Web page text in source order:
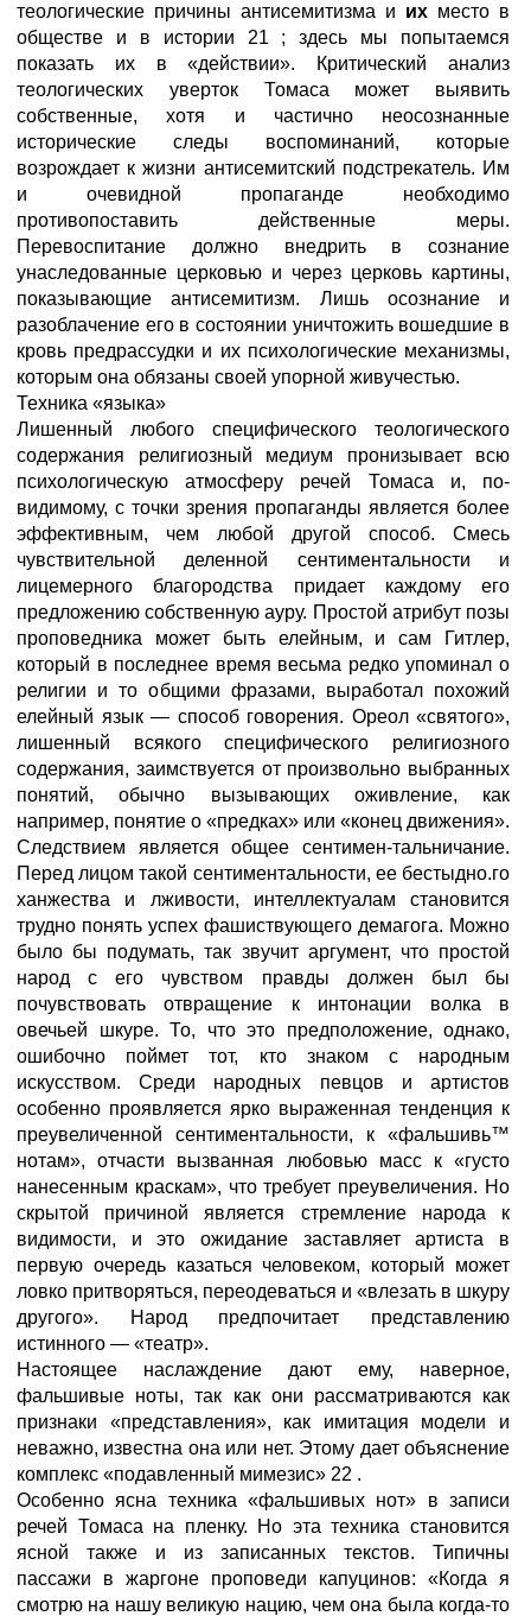
теологические причины антисемитизма и их место в
обществе и в истории 21 ; здесь мы попытаемся
показать их в «действии». Критический анализ
теологических уверток Томаса может выявить
собственные, хотя и частично неосознанные
исторические следы воспоминаний, которые
возрождает к жизни антисемитский подстрекатель. Им
и очевидной пропаганде необходимо
противопоставить действенные меры.
Перевоспитание должно внедрить в сознание
унаследованные церковью и через церковь картины,
показывающие антисемитизм. Лишь осознание и
разоблачение его в состоянии уничтожить вошедшие в
кровь предрассудки и их психологические механизмы,
которым она обязаны своей упорной живучестью.
Техника «языка»
Лишенный любого специфического теологического
содержания религиозный медиум пронизывает всю
психологическую атмосферу речей Томаса и, по-
видимому, с точки зрения пропаганды является более
эффективным, чем любой другой способ. Смесь
чувствительной деленной сентиментальности и
лицемерного благородства придает каждому его
предложению собственную ауру. Простой атрибут позы
проповедника может быть елейным, и сам Гитлер,
который в последнее время весьма редко упоминал о
религии и то общими фразами, выработал похожий
елейный язык — способ говорения. Ореол «святого»,
лишенный всякого специфического религиозного
содержания, заимствуется от произвольно выбранных
понятий, обычно вызывающих оживление, как
например, понятие о «предках» или «конец движения».
Следствием является общее сентимен-тальничание.
Перед лицом такой сентиментальности, ее бестыдно.го
ханжества и лживости, интеллектуалам становится
трудно понять успех фашиствующего демагога. Можно
было бы подумать, так звучит аргумент, что простой
народ с его чувством правды должен был бы
почувствовать отвращение к интонации волка в
овечьей шкуре. То, что это предположение, однако,
ошибочно поймет тот, кто знаком с народным
искусством. Среди народных певцов и артистов
особенно проявляется ярко выраженная тенденция к
преувеличенной сентиментальности, к «фальшивь™
нотам», отчасти вызванная любовью масс к «густо
нанесенным краскам», что требует преувеличения. Но
скрытой причиной является стремление народа к
видимости, и это ожидание заставляет артиста в
первую очередь казаться человеком, который может
ловко притворяться, переодеваться и «влезать в шкуру
другого». Народ предпочитает представлению
истинного — «театр».
Настоящее наслаждение дают ему, наверное,
фальшивые ноты, так как они рассматриваются как
признаки «представления», как имитация модели и
неважно, известна она или нет. Этому дает объяснение
комплекс «подавленный мимезис» 22 .
Особенно ясна техника «фальшивых нот» в записи
речей Томаса на пленку. Но эта техника становится
ясной также и из записанных текстов. Типичны
пассажи в жаргоне проповеди капуцинов: «Когда я
смотрю на нашу великую нацию, чем она была когда-то